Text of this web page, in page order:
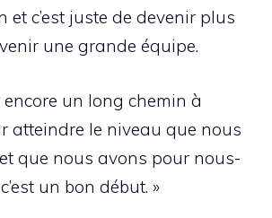
et c’est juste de devenir plus
une grande équipe.
un long chemin à
atteindre le niveau que nous
que nous avons pour nous-
un bon début. »